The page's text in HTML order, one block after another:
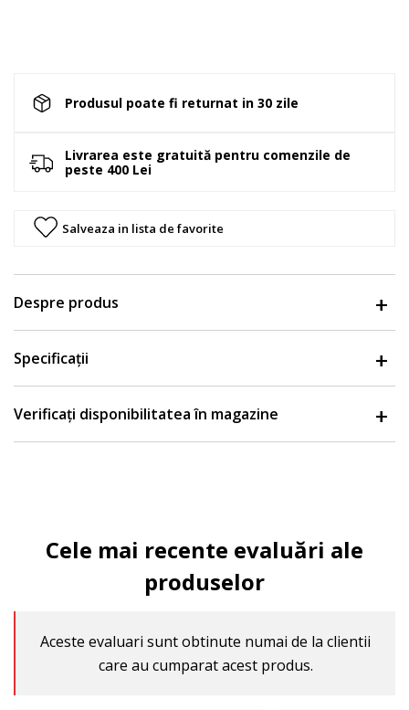
Produsul poate fi returnat in 30 zile
Livrarea este gratuită pentru comenzile de
peste 400 Lei
Salveaza in lista de favorite
Despre produs
Specificații
Verificați disponibilitatea în magazine
Cele mai recente evaluări ale
produselor
Aceste evaluari sunt obtinute numai de la clientii
care au cumparat acest produs.